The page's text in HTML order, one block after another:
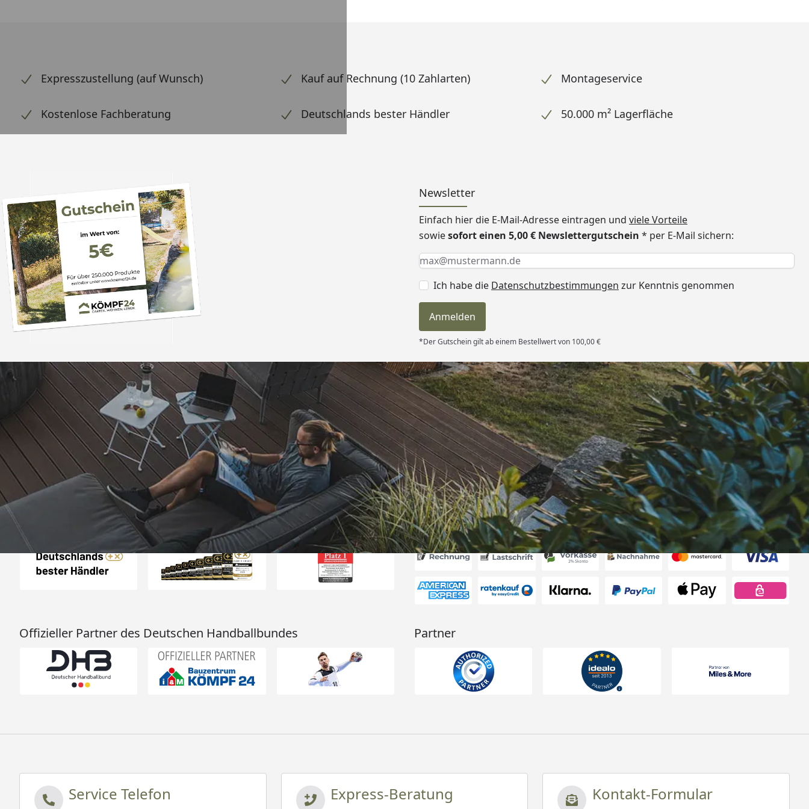
Expresszustellung (auf Wunsch) Kauf auf Rechnung (10 Zahlarten) Montageservice
Kostenlose Fachberatung Deutschlands bester Händler 50.000 m² Lagerfläche
Newsletter
Einfach hier die E-Mail-Adresse eintragen und viele Vorteile
sowiesofort einen 5,00 € Newslettergutschein * per E-Mail sichern:
Keine Eingabe erforderlich
Eingabe erforderlich
E-Mail *
Ich habe die Datenschutzbestimmungen zur Kenntnis genommen
Anmelden
*Der Gutschein gilt ab einem Bestellwert von 100,00 €
Trusted Shops
4,81/ 5
25.961 Bewertungen
„Alles bestens, empfehle ich gerne
weiter.“
07.08.2026
Versand
Auszeichnungen Akzeptierte Zahlungsarten
Offizieller Partner des Deutschen Handballbundes Partner
Service Telefon
Express-Beratung
Kontakt-Formular